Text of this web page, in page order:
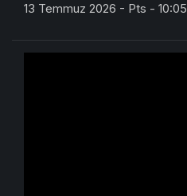
13 Temmuz 2026 - Pts - 10:05